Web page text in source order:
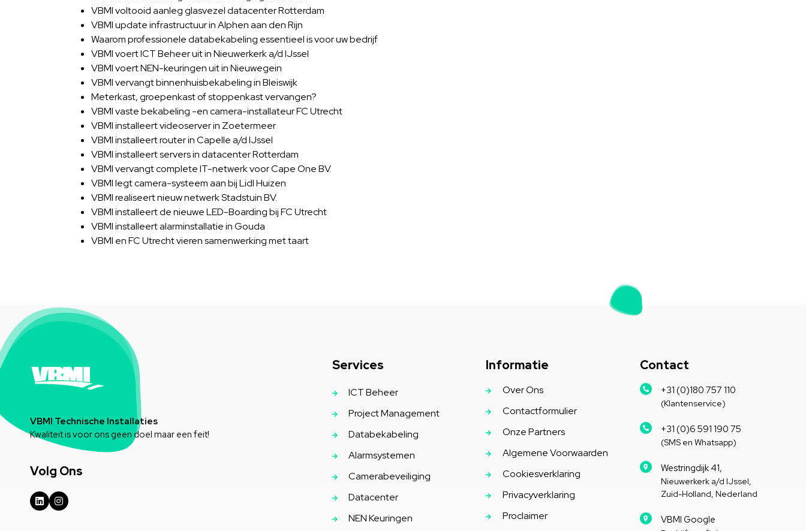
VBMI voltooid aanleg glasvezel datacenter Rotterdam
VBMI update infrastructuur in Alphen aan den Rijn
Waarom professionele databekabeling essentieel is voor uw bedrijf
VBMI voert ICT Beheer uit in Nieuwerkerk a/d IJssel
VBMI voert NEN-keuringen uit in Nieuwegein
VBMI vervangt binnenhuisbekabeling in Bleiswijk
Meterkast, groepenkast of stoppenkast vervangen?
VBMI vaste bekabeling -en camera-installateur FC Utrecht
VBMI installeert videoserver in Zoetermeer
VBMI installeert router in Capelle a/d IJssel
VBMI installeert servers in datacenter Rotterdam
VBMI vervangt complete IT-netwerk voor Cape One BV.
VBMI legt camera-systeem aan bij Lidl Huizen
VBMI realiseert nieuw netwerk Stadstuin BV.
VBMI installeert de nieuwe LED-Boarding bij FC Utrecht
VBMI installeert alarminstallatie in Gouda
VBMI en FC Utrecht vieren samenwerking met taart
VBMI Technische Installaties
Kwaliteit is voor ons geen doel maar een feit!
Volg Ons
Services
ICT Beheer
Project Management
Databekabeling
Alarmsystemen
Camerabeveiliging
Datacenter
NEN Keuringen
Informatie
Over Ons
Contactformulier
Onze Partners
Algemene Voorwaarden
Cookiesverklaring
Privacyverklaring
Proclaimer
Contact
+31 (0)180 757 110
(Klantenservice)
+31 (0)6 591 190 75
(SMS en Whatsapp)
Westringdijk 41,
Nieuwerkerk a/d IJssel,
Zuid-Holland, Nederland
VBMI Google